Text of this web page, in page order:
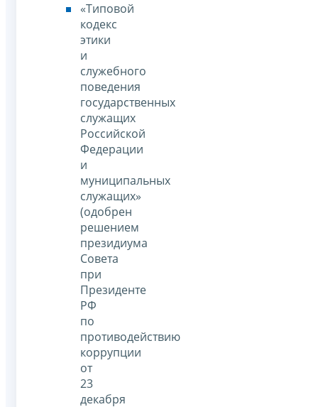
«Типовой
кодекс
этики
и
служебного
поведения
государственных
служащих
Российской
Федерации
и
муниципальных
служащих»
(одобрен
решением
президиума
Совета
при
Президенте
РФ
по
противодействию
коррупции
от
23
декабря